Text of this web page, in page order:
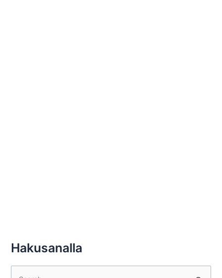
Hakusanalla